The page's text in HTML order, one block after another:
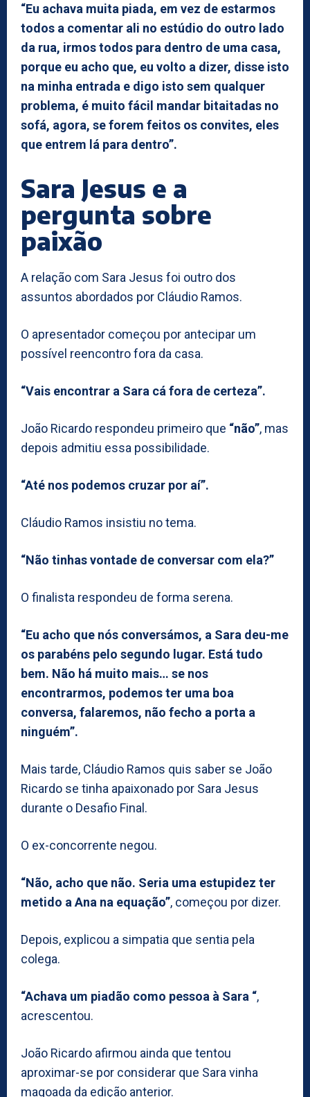
“Eu achava muita piada, em vez de estarmos
todos a comentar ali no estúdio do outro lado
da rua, irmos todos para dentro de uma casa,
porque eu acho que, eu volto a dizer, disse isto
na minha entrada e digo isto sem qualquer
problema, é muito fácil mandar bitaitadas no
sofá, agora, se forem feitos os convites, eles
que entrem lá para dentro”.
Sara Jesus e a
pergunta sobre
paixão
A relação com Sara Jesus foi outro dos
assuntos abordados por Cláudio Ramos.
O apresentador começou por antecipar um
possível reencontro fora da casa.
“Vais encontrar a Sara cá fora de certeza”.
João Ricardo respondeu primeiro que “não”, mas
depois admitiu essa possibilidade.
“Até nos podemos cruzar por aí”.
Cláudio Ramos insistiu no tema.
“Não tinhas vontade de conversar com ela?”
O finalista respondeu de forma serena.
“Eu acho que nós conversámos, a Sara deu-me
os parabéns pelo segundo lugar. Está tudo
bem. Não há muito mais… se nos
encontrarmos, podemos ter uma boa
conversa, falaremos, não fecho a porta a
ninguém”.
Mais tarde, Cláudio Ramos quis saber se João
Ricardo se tinha apaixonado por Sara Jesus
durante o Desafio Final.
O ex-concorrente negou.
“Não, acho que não. Seria uma estupidez ter
metido a Ana na equação”, começou por dizer.
Depois, explicou a simpatia que sentia pela
colega.
“Achava um piadão como pessoa à Sara “,
acrescentou.
João Ricardo afirmou ainda que tentou
aproximar-se por considerar que Sara vinha
magoada da edição anterior.